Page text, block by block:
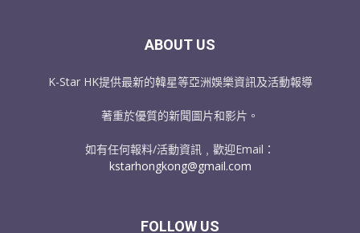
ABOUT US
K-Star HK提供最新的韓星等亞洲娛樂資訊及活動報導
著重於優質的新聞圖片和影片。
如有任何報料/活動資訊﹐歡迎Email：
kstarhongkong@gmail.com
FOLLOW US